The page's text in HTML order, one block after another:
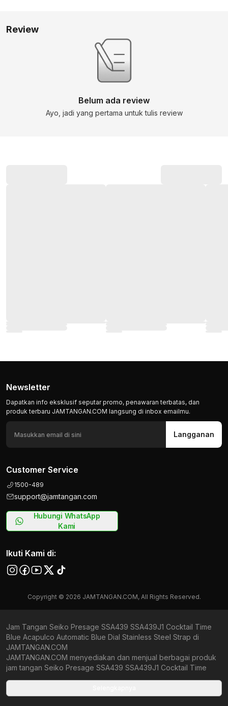
Newsletter
Dapatkan info eksklusif seputar promo, penawaran terbatas, dan
produk terbaru JAMTANGAN.COM langsung di inbox emailmu.
Langganan
Customer Service
1500-489
support@jamtangan.com
Hubungi WhatsApp
Kami
Ikuti Kami di:
Copyright © 2026 JAMTANGAN.COM, All Rights Reserved.
Jam Tangan Seiko Presage SSA439 SSA439J1 Cocktail Time
Blue Acapulco Automatic Blue Dial Stainless Steel Strap di
JAMTANGAN.COM
JAMTANGAN.COM menyediakan dan menjual berbagai produk
jam tangan Seiko Presage SSA439 SSA439J1 Cocktail Time
Kami berkomitmen untuk memberi penawaran terbaik bagi
Review
Belum ada review
Ayo, jadi yang pertama untuk tulis review